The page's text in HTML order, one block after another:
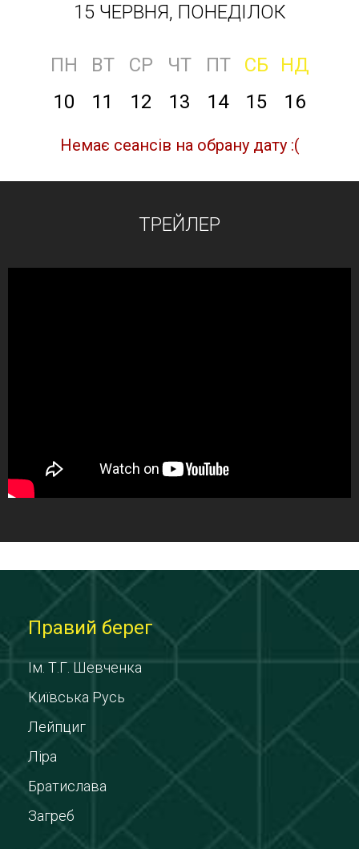
15 ЧЕРВНЯ, ПОНЕДІЛОК
ПН ВТ СР ЧТ ПТ СБ
НД
10
11 12 13 14 15 16
Немає сеансів на обрану дату :(
ТРЕЙЛЕР
Правий берег
Ім. Т.Г. Шевченка
Київська Русь
Лейпциг
Ліра
Братислава
Загреб